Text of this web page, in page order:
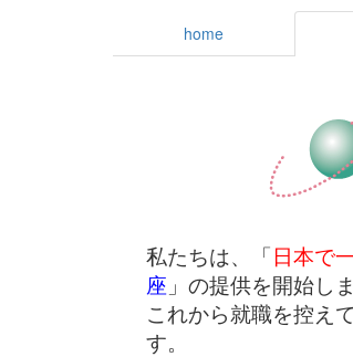
home
私たちは、「日本で
座 」の提供を開始し
これから就職を控え
す。